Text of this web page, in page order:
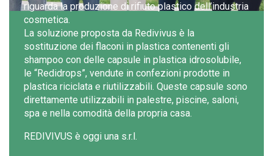
riguarda la produzione di rifiuto plastico dell’industria
cosmetica.
La soluzione proposta da Redivivus è la
sostituzione dei flaconi in plastica contenenti gli
shampoo con delle capsule in plastica idrosolubile,
le “Redidrops”, vendute in confezioni prodotte in
plastica riciclata e riutilizzabili. Queste capsule sono
direttamente utilizzabili in palestre, piscine, saloni,
spa e nella comodità della propria casa.
REDIVIVUS è oggi una s.r.l.